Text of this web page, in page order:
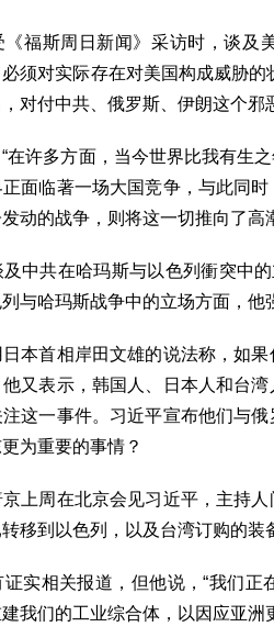
《福斯周日新闻》采访时，谈及
须对实际存在对美国构成威胁
对付中共、俄罗斯、伊朗这个邪
在许多方面，当今世界比我有生
面临著一场大国竞争，与此同
动的战争，则将这一切推向了高
中共在哈玛斯与以色列衝突中
与哈玛斯战争中的立场方面，他
本首相岸田文雄的说法称，如
又表示，韩国人、日本人和台
这一事件。习近平宣布他们与
为重要的事情？
上周在北京会见习近平，主持
移到以色列，以及台湾订购的装
实相关报道，但他说，“我们
我们的工业综合体，以因应亚洲